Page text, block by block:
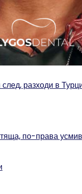
разходи в
по-права